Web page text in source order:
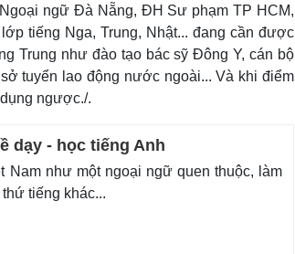
ngữ Đà Nẵng, ĐH Sư phạm TP HCM,
tiếng Nga, Trung, Nhật... đang cần được
Trung như đào tạo bác sỹ Đông Y, cán bộ
tuyển lao động nước ngoài... Và khi điểm
ngược./.
dạy - học tiếng Anh
như một ngoại ngữ quen thuộc, làm
tiếng khác...